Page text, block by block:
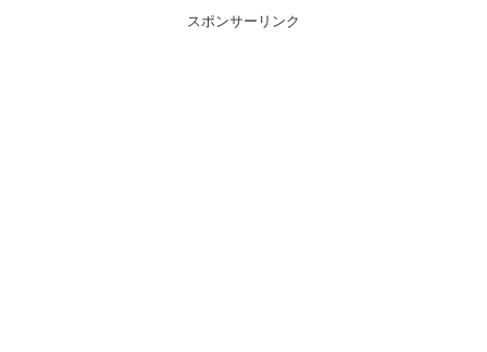
スポンサーリンク